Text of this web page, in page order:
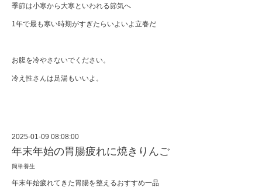
季節は小寒から大寒といわれる節気へ
1年で最も寒い時期がすぎたらいよいよ立春だ
お腹を冷やさないでください。
冷え性さんは足湯もいいよ。
2025-01-09 08:08:00
年末年始の胃腸疲れに焼きりんご
簡単養生
年末年始疲れてきた胃腸を整えるおすすめ一品